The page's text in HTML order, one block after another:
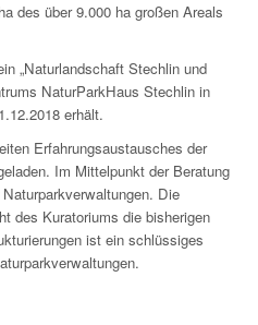
des über 9.000 ha großen Areals
„Naturlandschaft Stechlin und
NaturParkHaus Stechlin in
erhält.
Erfahrungsaustausches der
Im Mittelpunkt der Beratung
Die
des Kuratoriums die bisherigen
ist ein schlüssiges